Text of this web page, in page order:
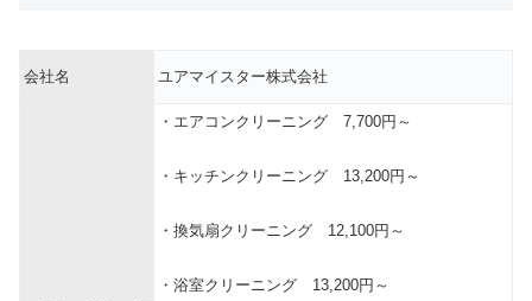
会社名 ユアマイスター株式会社
・エアコンクリーニング 7,700円～
・キッチンクリーニング 13,200円～
・換気扇クリーニング 12,100円～
・浴室クリーニング 13,200円～